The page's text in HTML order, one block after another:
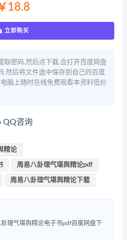
18.8
立即购买
取密码,然后点下载,会打开百度网盘
然后将文件选中保存到自己的百度
脑上随时在线免费观看本资料低价
QQ咨询
精论
周易八卦理气堪舆精论pdf
周易八卦理气堪舆精论下载
理气堪舆精论电子书pdf百度网盘下